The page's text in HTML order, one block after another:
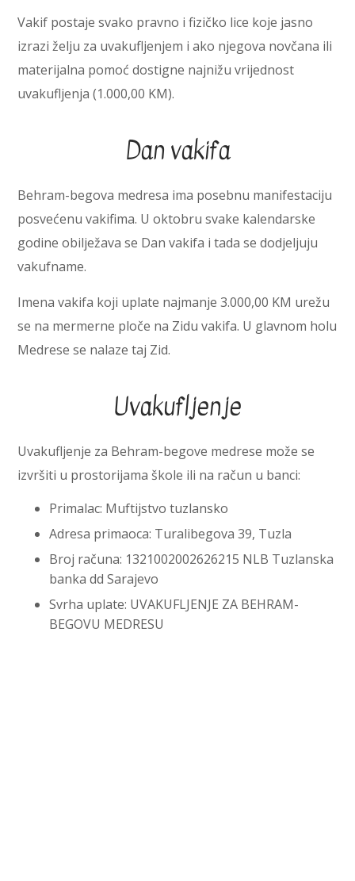
Vakif postaje svako pravno i fizičko lice koje jasno
izrazi želju za uvakufljenjem i ako njegova novčana ili
materijalna pomoć dostigne najnižu vrijednost
uvakufljenja (1.000,00 KM).
Dan vakifa
Behram-begova medresa ima posebnu manifestaciju
posvećenu vakifima. U oktobru svake kalendarske
godine obilježava se Dan vakifa i tada se dodjeljuju
vakufname.
Imena vakifa koji uplate najmanje 3.000,00 KM urežu
se na mermerne ploče na Zidu vakifa. U glavnom holu
Medrese se nalaze taj Zid.
Uvakufljenje
Uvakufljenje za Behram-begove medrese može se
izvršiti u prostorijama škole ili na račun u banci:
Primalac: Muftijstvo tuzlansko
Adresa primaoca: Turalibegova 39, Tuzla
Broj računa: 1321002002626215 NLB Tuzlanska
banka dd Sarajevo
Svrha uplate: UVAKUFLJENJE ZA BEHRAM-
BEGOVU MEDRESU